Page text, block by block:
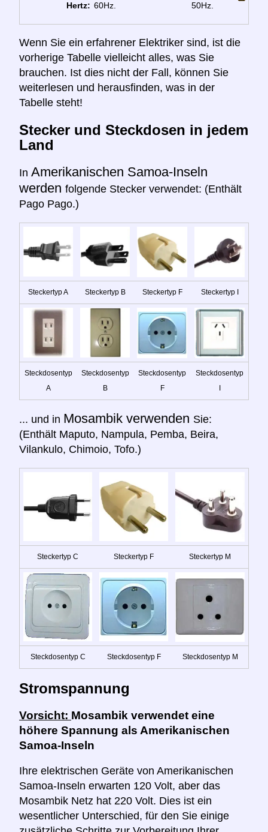
Hertz: 60Hz. 50Hz.
Wenn Sie ein erfahrener Elektriker sind, ist die
vorherige Tabelle vielleicht alles, was Sie
brauchen. Ist dies nicht der Fall, können Sie
weiterlesen und herausfinden, was in der
Tabelle steht!
Stecker und Steckdosen in jedem
Land
In Amerikanischen Samoa-Inseln
werden folgende Stecker verwendet: (Enthält
Pago Pago.)
Steckertyp A Steckertyp B Steckertyp F Steckertyp I
Steckdosentyp
A
Steckdosentyp
B
Steckdosentyp
F
Steckdosentyp
I
... und in Mosambik verwenden Sie:
(Enthält Maputo, Nampula, Pemba, Beira,
Vilankulo, Chimoio, Tofo.)
Steckertyp C Steckertyp F Steckertyp M
Steckdosentyp C Steckdosentyp F Steckdosentyp M
Stromspannung
Vorsicht: Mosambik verwendet eine
höhere Spannung als Amerikanischen
Samoa-Inseln
Ihre elektrischen Geräte von Amerikanischen
Samoa-Inseln erwarten 120 Volt, aber das
Mosambik Netz hat 220 Volt. Dies ist ein
wesentlicher Unterschied, für den Sie einige